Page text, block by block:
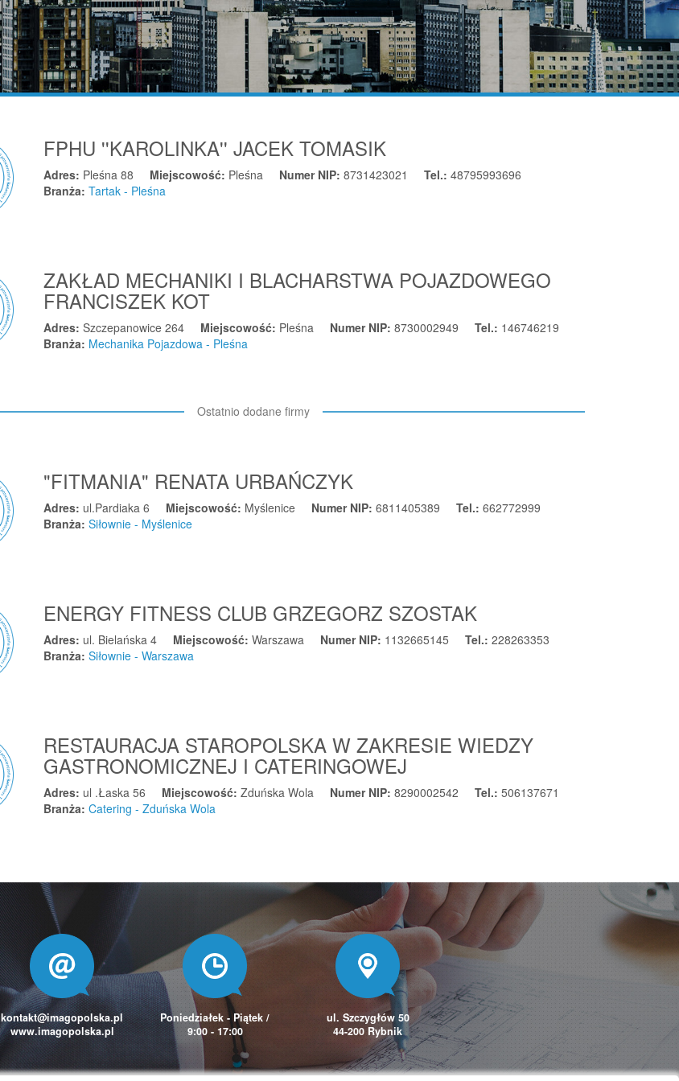
FPHU ''KAROLINKA'' JACEK TOMASIK
Adres: Pleśna 88 Miejscowość: Pleśna Numer NIP:8731423021 Tel.:48795993696
Branża:Tartak - Pleśna
ZAKŁAD MECHANIKI I BLACHARSTWA POJAZDOWEGO
FRANCISZEK KOT
Adres:Szczepanowice 264 Miejscowość: Pleśna Numer NIP:8730002949 Tel.: 146746219
Branża: Mechanika Pojazdowa - Pleśna
Ostatnio dodane firmy
"FITMANIA" RENATA URBAŃCZYK
Adres: ul.Pardiaka 6 Miejscowość: Myślenice Numer NIP:6811405389 Tel.:662772999
Branża:Siłownie - Myślenice
ENERGY FITNESS CLUB GRZEGORZ SZOSTAK
Adres: ul. Bielańska 4 Miejscowość:Warszawa Numer NIP: 1132665145 Tel.:228263353
Branża:Siłownie - Warszawa
RESTAURACJA STAROPOLSKA W ZAKRESIE WIEDZY
GASTRONOMICZNEJ I CATERINGOWEJ
Adres: ul .Łaska 56 Miejscowość:Zduńska Wola Numer NIP:8290002542 Tel.:506137671
Branża:Catering - Zduńska Wola
kontakt@imagopolska.pl
www.imagopolska.pl
Poniedziałek - Piątek /
9:00 - 17:00
ul. Szczygłów 50
44-200 Rybnik